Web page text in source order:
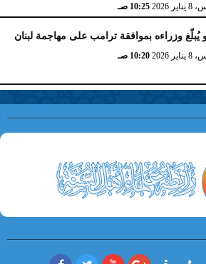
2026 10:25 صـ
يُبلّغ وزراءه بموافقة ترامب على مهاجمة لبنان
2026 10:20 صـ